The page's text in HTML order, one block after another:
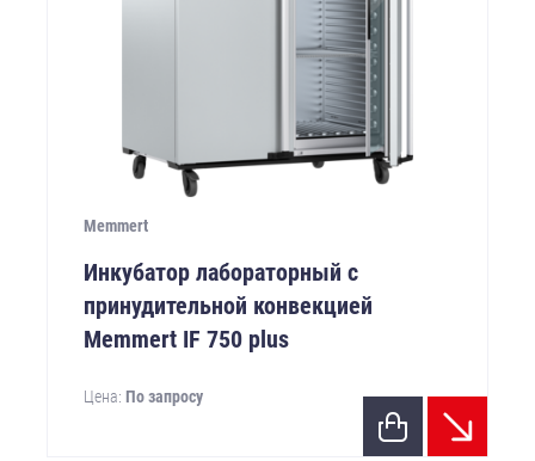
Memmert
Инкубатор лабораторный с
принудительной конвекцией
Memmert IF 750 plus
Цена: По запросу